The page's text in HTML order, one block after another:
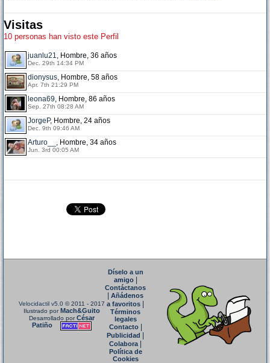
Visitas
10 personas han visto este Perfil
juanlu21, Hombre, 36 años
Dec. 29th 14:34 PM
dionysus, Hombre, 58 años
Apr. 7th 21:29 PM
leona69, Hombre, 86 años
Sep. 27th 08:28 AM
JorgeP, Hombre, 24 años
Dec. 9th 09:46 AM
Arturo__ , Hombre, 34 años
Jun. 3rd 00:05 AM
Velocidactil v5.0 © 2011 - 2017
Ilustrado porMach&Guito
Desarrollado porCésar
Patiño
Díselo a un
amigo|
Contáctanos
Añádenos
a favoritos
Términos
legales
Contacto|
Publicidad
Colabora|
Política de
Cookies